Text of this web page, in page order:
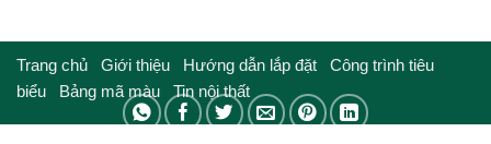
Trang chủ Giới thiệu Hướng dẫn lắp đặt Công trình tiêu
biểu
Bảng mã màu Tin nội thất